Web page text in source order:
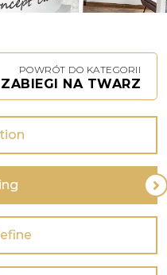
POWRÓT DO KATEGORII
ZABIEGI NA TWARZ